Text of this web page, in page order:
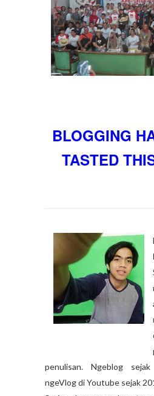
BLOGGING
TASTED
penulisan. Ngeblog
ngeVlog di Youtube sejak